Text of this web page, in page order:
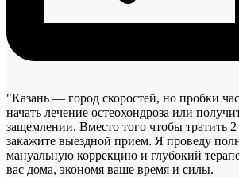
"Казань — город скоростей, но пробки
начать лечение остеохондроза или
защемлении. Вместо того чтобы тратить
закажите выездной прием. Я проведу
мануальную коррекцию и глубокий
вас дома, экономя ваше время и силы.